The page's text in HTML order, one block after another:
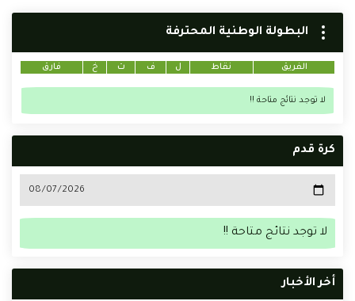
البطولة الوطنية المحترفة
الفريق نقاط ل ف ت خ فارق
لا توجد نتائج متاحة !!
كرة قدم
لا توجد نتائج متاحة !!
أخر الأخبار